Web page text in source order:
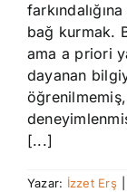
bağ kurmak.
ama a priori
dayanan
[...]
Yazar: İzzet Erş